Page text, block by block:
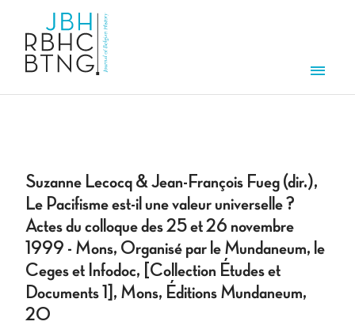
Suzanne Lecocq & Jean-François Fueg (dir.),
Le Pacifisme est-il une valeur universelle ?
Actes du colloque des 25 et 26 novembre
1999 - Mons, Organisé par le Mundaneum, le
Ceges et Infodoc, [Collection Études et
Documents 1], Mons, Éditions Mundaneum,
20